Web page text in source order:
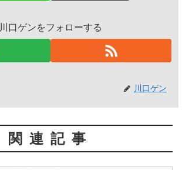
川口ゲンをフォローする
川口ゲン
関連記事